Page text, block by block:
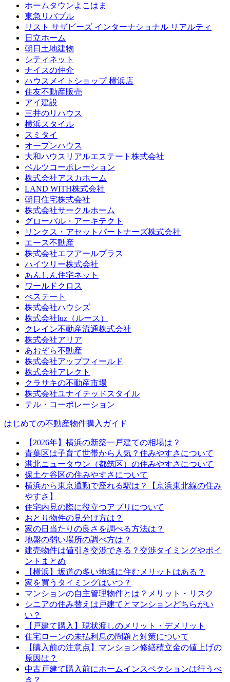
ホームタウンよこはま
東急リバブル
リスト サザビーズ インターナショナル リアルティ
日立ホーム
朝日土地建物
シティネット
ナイスの仲介
ハウスメイトショップ 横浜店
住友不動産販売
アイ建設
三井のリハウス
横浜スタイル
スミタイ
オープンハウス
大和ハウスリアルエステート株式会社
ベルツコーポレーション
株式会社アスカホーム
LAND WITH株式会社
朝日住宅株式会社
株式会社サークルホーム
グローバル・アーキテクト
リンクス・アセットパートナーズ株式会社
エース不動産
株式会社エフアールプラス
ハイツリー株式会社
あんしん住宅ネット
ワールドクロス
べステート
株式会社ハウシズ
株式会社luz（ルース）
クレイン不動産流通株式会社
株式会社アリア
あおぞら不動産
株式会社アップフィールド
株式会社アレクト
クラサキの不動産市場
株式会社ユナイテッドスタイル
テル・コーポレーション
はじめての不動産物件購入ガイド
【2026年】横浜の新築一戸建ての相場は？
青葉区は子育て世帯から人気？住みやすさについて
港北ニュータウン（都筑区）の住みやすさについて
保土ケ谷区の住みやすさについて
横浜から東京通勤で座れる駅は？【京浜東北線の住み
やすさ】
住宅内見の際に役立つアプリについて
おとり物件の見分け方は？
家の日当たりの良さを調べる方法は？
地盤の弱い場所の調べ方は？
建売物件は値引き交渉できる？交渉タイミングやポイ
ントまとめ
【横浜】坂道の多い地域に住むメリットはある？
家を買うタイミングはいつ？
マンションの自主管理物件とは？メリット・リスク
シニアの住み替えは戸建てとマンションどちらがい
い？
【戸建て購入】現状渡しのメリット・デメリット
住宅ローンの未払利息の問題と対策について
【購入前の注意点】マンション修繕積立金の値上げの
原因は？
中古戸建て購入前にホームインスペクションは行うべ
き？